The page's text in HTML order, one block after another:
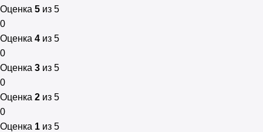
Оценка 5 из 5
0
Оценка 4 из 5
0
Оценка 3 из 5
0
Оценка 2 из 5
0
Оценка 1 из 5